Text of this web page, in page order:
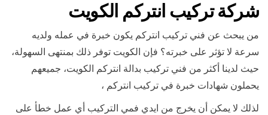
شركة تركيب انتركم الكويت
من يبحث عن فني تركيب انتركم يكون خبرة في عمله ولديه
سرعة لا تؤثر على خبرته؟ فإن الكويت توفر ذلك بمنتهى السهولة،
حيث لدينا أكثر من فني تركيب بدالة انتركم الكويت، جميعهم
يحملون شهادات خبرة في تركيب انتركم ،
لذلك لا يمكن أن يخرج من ايدي فمي التركيب أي عمل خطأ على